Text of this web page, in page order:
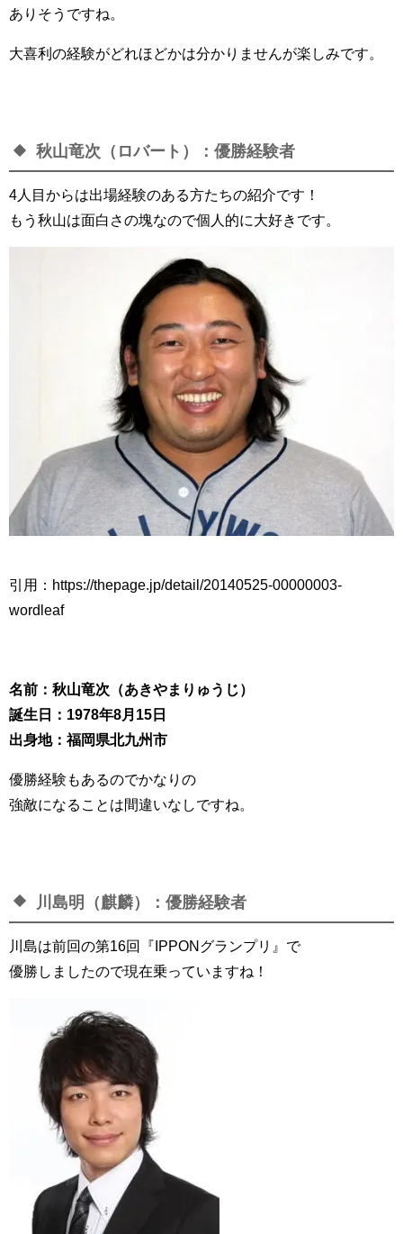
ありそうですね。
大喜利の経験がどれほどかは分かりませんが楽しみです。
秋山竜次（ロバート）：優勝経験者
4人目からは出場経験のある方たちの紹介です！
もう秋山は面白さの塊なので個人的に大好きです。
引用：https://thepage.jp/detail/20140525-00000003-
wordleaf
名前：秋山竜次（あきやまりゅうじ）
誕生日：1978年8月15日
出身地：福岡県北九州市
優勝経験もあるのでかなりの
強敵になることは間違いなしですね。
川島明（麒麟）：優勝経験者
川島は前回の第16回『IPPONグランプリ』で
優勝しましたので現在乗っていますね！